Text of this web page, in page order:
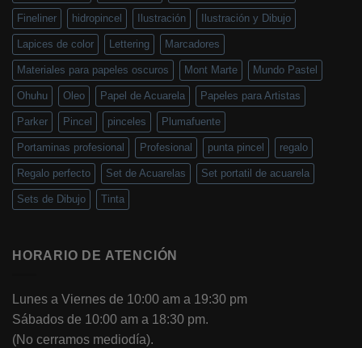
Fineliner hidropincel Ilustración Ilustración y Dibujo
Lapices de color Lettering Marcadores
Materiales para papeles oscuros Mont Marte Mundo Pastel
Ohuhu Oleo Papel de Acuarela Papeles para Artistas
Parker Pincel pinceles Plumafuente
Portaminas profesional Profesional punta pincel regalo
Regalo perfecto Set de Acuarelas Set portatil de acuarela
Sets de Dibujo Tinta
HORARIO DE ATENCIÓN
Lunes a Viernes de 10:00 am a 19:30 pm
Sábados de 10:00 am a 18:30 pm.
(No cerramos mediodía).